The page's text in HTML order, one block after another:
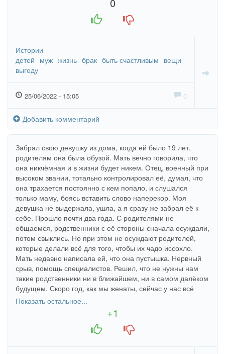
созависимые отношения — это плохо, в какой бы роли я
Истории
детей муж жизнь брак быть счастливым вещи
выгоду
25/06/2022 - 15:05 0
Добавить комментарий
Забрал свою девушку из дома, когда ей было 19 лет,
родителям она была обузой. Мать вечно говорила, что
она никчёмная и в жизни будет никем. Отец, военный при
высоком звании, тотально контролировал её, думал, что
она трахается постоянно с кем попало, и слушался
только маму, боясь вставить слово наперекор. Моя
девушка не выдержала, ушла, а я сразу же забрал её к
себе. Прошло почти два года. С родителями не
общаемся, родственники с её стороны сначала осуждали,
потом свыклись. Но при этом не осуждают родителей,
которые делали всё для того, чтобы их чадо иссохло.
Мать недавно написала ей, что она пустышка. Нервный
срыв, помощь специалистов. Решил, что не нужны нам
такие родственники ни в ближайшем, ни в самом далёком
будущем. Скоро год, как мы женаты, сейчас у нас всё
отлично. Моя супруга учится в медицинском
университете и хочет стать хорошим детским врачом.
Была очень худенькая, измученная, а сейчас всё
Показать остальное...
+1